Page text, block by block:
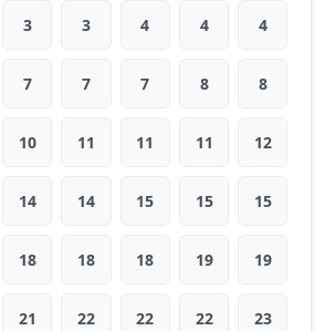
3 3 4 4 4
7 7 7 8 8
10 11 11 11 12
14 14 15 15 15
18 18 18 19 19
21 22 22 22 23